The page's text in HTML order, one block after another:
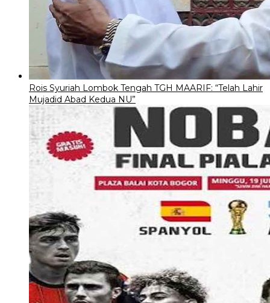
Rois Syuriah Lombok Tengah TGH MAARIF: “Telah Lahir
Mujadid Abad Kedua NU”